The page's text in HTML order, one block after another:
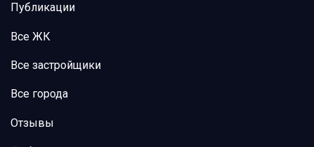
Публикации
Все ЖК
Все застройщики
Все города
Отзывы